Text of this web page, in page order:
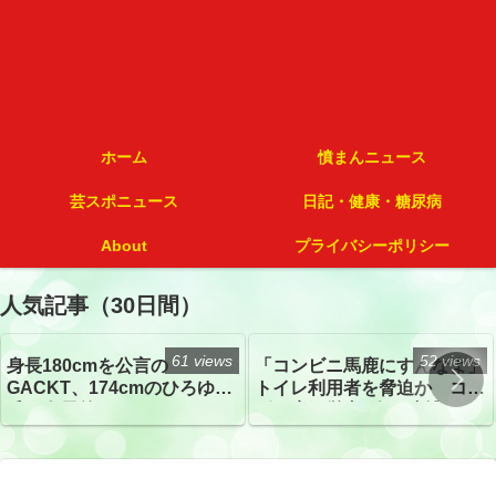
ホーム 憤まんニュース
芸スポニュース 日記・健康・糖尿病
About プライバシーポリシー
人気記事（30日間）
身長180cmを公言の
GACKT、174cmのひろゆき
トざわつき イベントでの写
真が話題
61 views
「コンビニ馬鹿にすんなよ」
トイレ利用者を脅迫か コン
52 views